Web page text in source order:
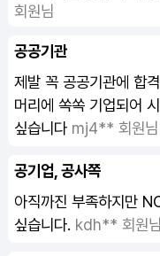
회원님
공공기관
제발 꼭 공공기관에 합
머리에 쏙쏙 기업되어
싶습니다 mj4** 회원님
공기업, 공사쪽
아직까진 부족하지만
싶습니다. kdh** 회원님